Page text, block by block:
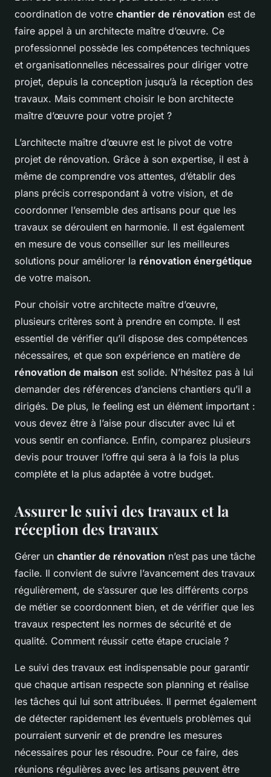
coordination de votre chantier de rénovation est de
faire appel à un architecte maître d’œuvre. Ce
professionnel possède les compétences techniques
et organisationnelles nécessaires pour diriger votre
projet, depuis la conception jusqu’à la réception des
travaux. Mais comment choisir le bon architecte
maître d’œuvre pour votre projet ?
L’architecte maître d’œuvre est le pivot de votre
projet de rénovation. Grâce à son expertise, il est à
même de comprendre vos attentes, d’établir des
plans précis correspondant à votre vision, et de
coordonner l’ensemble des artisans pour que les
travaux se déroulent en harmonie. Il est également
en mesure de vous conseiller sur les meilleures
solutions pour améliorer la rénovation énergétique
de votre maison.
Pour choisir votre architecte maître d’œuvre,
plusieurs critères sont à prendre en compte. Il est
essentiel de vérifier qu’il dispose des compétences
nécessaires, et que son expérience en matière de
rénovation de maison est solide. N’hésitez pas à lui
demander des références d’anciens chantiers qu’il a
dirigés. De plus, le feeling est un élément important :
vous devez être à l’aise pour discuter avec lui et
vous sentir en confiance. Enfin, comparez plusieurs
devis pour trouver l’offre qui sera à la fois la plus
complète et la plus adaptée à votre budget.
Assurer le suivi des travaux et la
réception des travaux
Gérer un chantier de rénovation n’est pas une tâche
facile. Il convient de suivre l’avancement des travaux
régulièrement, de s’assurer que les différents corps
de métier se coordonnent bien, et de vérifier que les
travaux respectent les normes de sécurité et de
qualité. Comment réussir cette étape cruciale ?
Le suivi des travaux est indispensable pour garantir
que chaque artisan respecte son planning et réalise
les tâches qui lui sont attribuées. Il permet également
de détecter rapidement les éventuels problèmes qui
pourraient survenir et de prendre les mesures
nécessaires pour les résoudre. Pour ce faire, des
réunions régulières avec les artisans peuvent être